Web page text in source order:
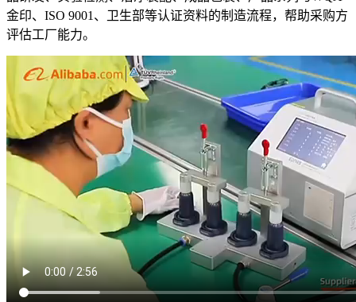
金印、ISO 9001、卫生部等认证资料的制造流程，帮助采购方
评估工厂能力。